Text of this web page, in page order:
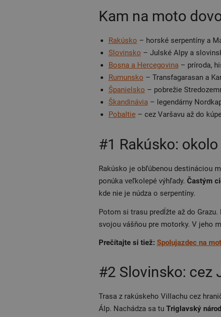
Kam na moto
Rakúsko – horské serpentíny a
Slovinsko – Julské Alpy a
Bosna a Hercegovina– príroda,
Rumunsko – Transfagarasan a
Španielsko – pobrežie
Škandinávia– legendárny
Pobaltie– cez Varšavu až do
#1 Rakúsko:
Rakúsko je obľúbenou destináciou
ponúka veľkolepé výhľady. Častým
kde nie je núdza o serpentíny.
Potom si trasu predĺžte až do
svojou vášňou pre motorky. V jeho
Prečítajte si tiež: Spolujazdec na
#2 Slovinsko: cez
Trasa z rakúskeho Villachu cez
Álp. Nachádza sa tu Triglavský